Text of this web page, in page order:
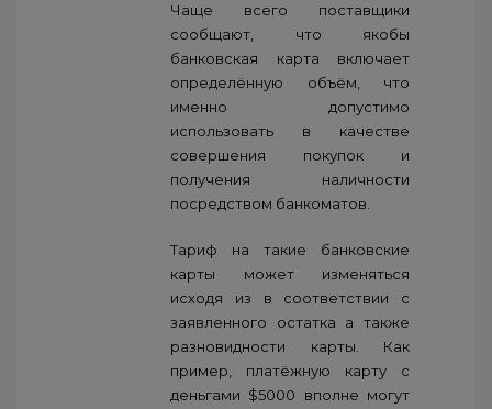
Чаще всего поставщики
сообщают, что якобы
банковская карта включает
определённую объём, что
именно допустимо
использовать в качестве
совершения покупок и
получения наличности
посредством банкоматов.
Тариф на такие банковские
карты может изменяться
исходя из в соответствии с
заявленного остатка а также
разновидности карты. Как
пример, платёжную карту с
деньгами $5000 вполне могут